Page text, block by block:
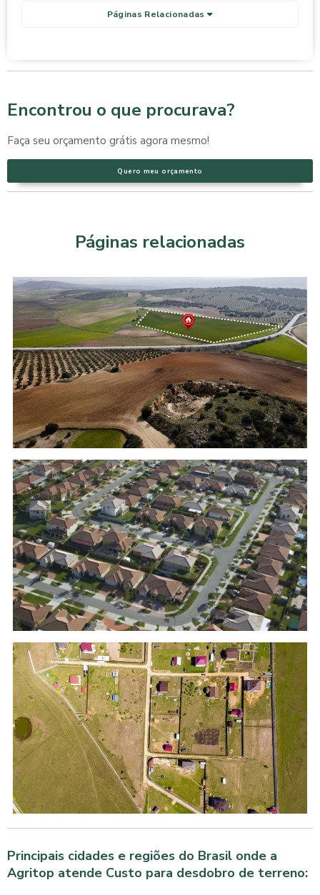
Páginas Relacionadas
Encontrou o que procurava?
Faça seu orçamento grátis agora mesmo!
Quero meu orçamento
Páginas relacionadas
Principais cidades e regiões do Brasil onde a
Agritop atende Custo para desdobro de terreno: